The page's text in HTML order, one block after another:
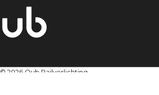
© 2026 Qub Railverlichting